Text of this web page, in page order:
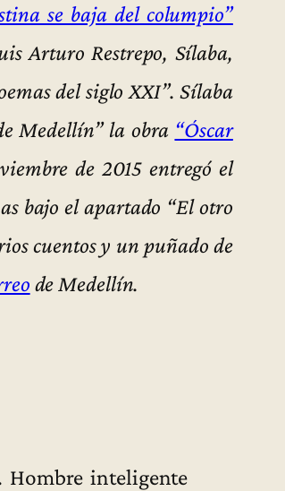
se baja del columpio”
Arturo Restrepo, Sílaba,
del siglo XXI”. Sílaba
Medellín” la obra “Óscar
de 2015 entregó el
bajo el apartado “El otro
cuentos y un puñado de
de Medellín.
inteligente